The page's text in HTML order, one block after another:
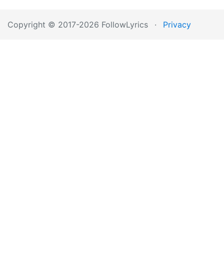
Copyright © 2017-2026 FollowLyrics · Privacy